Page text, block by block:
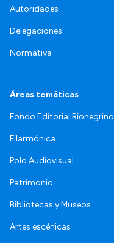
Autoridades
Delegaciones
Normativa
Áreas temáticas
Fondo Editorial Rionegrino
Filarmónica
Polo Audiovisual
Patrimonio
Bibliotecas y Museos
Artes escénicas